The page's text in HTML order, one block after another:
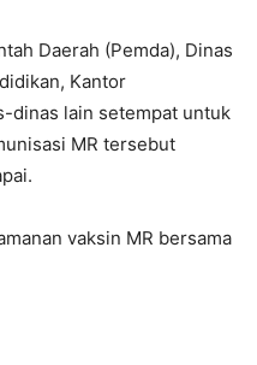
Daerah (Pemda), Dinas
Kantor
dinas lain setempat untuk
MR tersebut
vaksin MR bersama